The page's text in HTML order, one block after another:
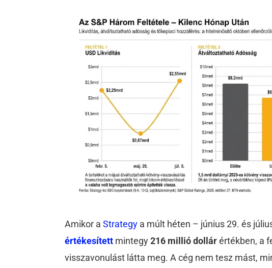
Amikor aStrategy a múlt héten – június 29. és
értékesített mintegy216 millió dollárértékben, a
visszavonulást látta meg. A cég nem tesz mást,